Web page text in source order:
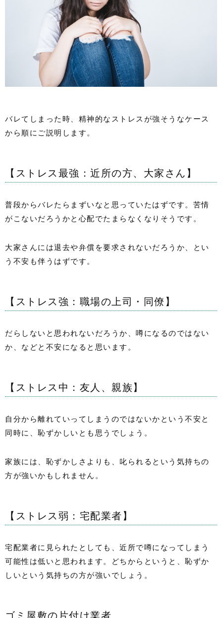
バレてしまった時、精神的なストレスが強そうなケース
から順にご説明します。
【ストレス最強：近所の方、大家さん】
普段からバレたらまずいなと思っていたはずです。苦情
がこないだろうかと心配でたまらなくなりそうです。
大家さんには退去や弁償を要求されないだろうか、とい
う不安も伴うはずです。
【ストレス強：職場の上司・同僚】
だらしないと思われないだろうか、噂になるのではない
か、などと不安になると思います。
【ストレス中：友人、親族】
自分から離れていってしまうのではないかという不安と
同時に、恥ずかしいとも思うでしょう。
家族には、恥ずかしさよりも、叱られるという気持ちの
方が強いかもしれません。
【ストレス弱：宅配業者】
宅配業者に見られたとしても、近所で噂になってしまう
可能性は低いと思われます。どちからというと、恥ずか
しいという気持ちの方が強いでしょう。
ゴミ屋敷の片付け業者